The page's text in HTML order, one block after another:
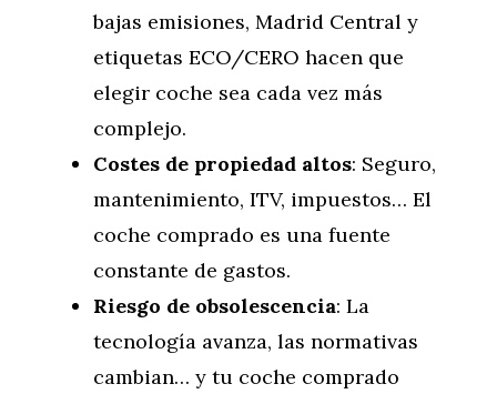
bajas emisiones, Madrid Central y
etiquetas ECO/CERO hacen que
elegir coche sea cada vez más
complejo.
Costes de propiedad altos: Seguro,
mantenimiento, ITV, impuestos… El
coche comprado es una fuente
constante de gastos.
Riesgo de obsolescencia: La
tecnología avanza, las normativas
cambian… y tu coche comprado